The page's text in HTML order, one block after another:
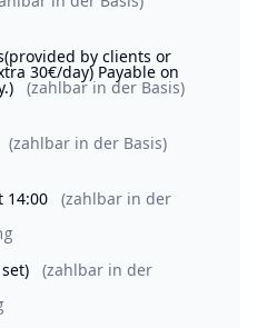
by clients or
30€/day) Payable on
(zahlbar in der Basis)
(zahlbar in der Basis)
14:00
(zahlbar in der
(zahlbar in der